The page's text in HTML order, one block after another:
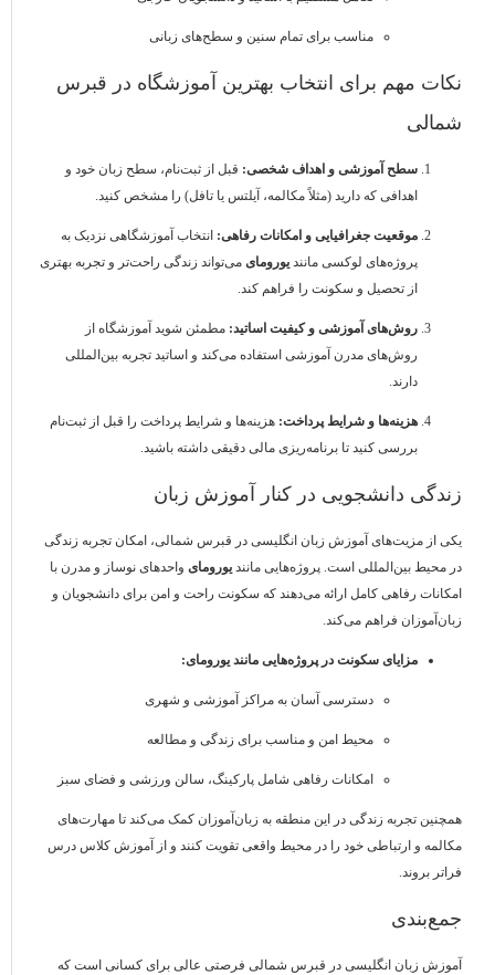
مناسب برای تمام سنین و سطح‌های زبانی
نکات مهم برای انتخاب بهترین آموزشگاه در قبرس
شمالی
سطح آموزشی و اهداف شخصی: قبل از ثبت‌نام، سطح زبان خود و
اهدافی که دارید (مثلاً مکالمه، آیلتس یا تافل) را مشخص کنید.
موقعیت جغرافیایی و امکانات رفاهی: انتخاب آموزشگاهی نزدیک به
پروژه‌های لوکسی مانند یورومای می‌تواند زندگی راحت‌تر و تجربه بهتری
از تحصیل و سکونت را فراهم کند.
روش‌های آموزشی و کیفیت اساتید: مطمئن شوید آموزشگاه از
روش‌های مدرن آموزشی استفاده می‌کند و اساتید تجربه بین‌المللی
دارند.
هزینه‌ها و شرایط پرداخت: هزینه‌ها و شرایط پرداخت را قبل از ثبت‌نام
بررسی کنید تا برنامه‌ریزی مالی دقیقی داشته باشید.
زندگی دانشجویی در کنار آموزش زبان
یکی از مزیت‌های آموزش زبان انگلیسی در قبرس شمالی، امکان تجربه زندگی
در محیط بین‌المللی است. پروژه‌هایی مانند یورومای واحدهای نوساز و مدرن با
امکانات رفاهی کامل ارائه می‌دهند که سکونت راحت و امن برای دانشجویان و
زبان‌آموزان فراهم می‌کند.
مزایای سکونت در پروژه‌هایی مانند یورومای:
دسترسی آسان به مراکز آموزشی و شهری
محیط امن و مناسب برای زندگی و مطالعه
امکانات رفاهی شامل پارکینگ، سالن ورزشی و فضای سبز
همچنین تجربه زندگی در این منطقه به زبان‌آموزان کمک می‌کند تا مهارت‌های
مکالمه و ارتباطی خود را در محیط واقعی تقویت کنند و از آموزش کلاس درس
فراتر بروند.
جمع‌بندی
آموزش زبان انگلیسی در قبرس شمالی فرصتی عالی برای کسانی است که